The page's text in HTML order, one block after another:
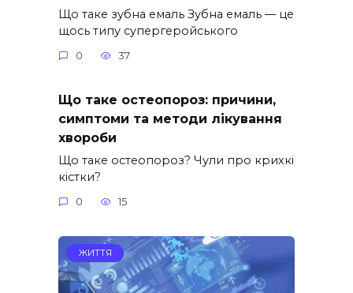
Що таке зубна емаль Зубна емаль — це
щось типу супергеройського
0 37
Що таке остеопороз: причини,
симптоми та методи лікування
хвороби
Що таке остеопороз? Чули про крихкі
кістки?
0 15
ЖИТТЯ